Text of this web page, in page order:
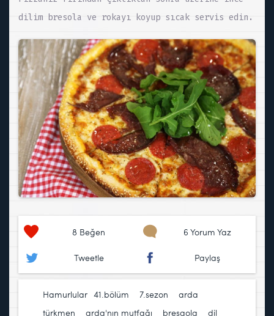
dilim bresola ve rokayı koyup sıcak servis edin.
8 Beğen 6 Yorum Yaz
Tweetle Paylaş
Hamurlular 41.bölüm 7.sezon
arda
türkmen
arda'nın mutfağı bresaola
dil